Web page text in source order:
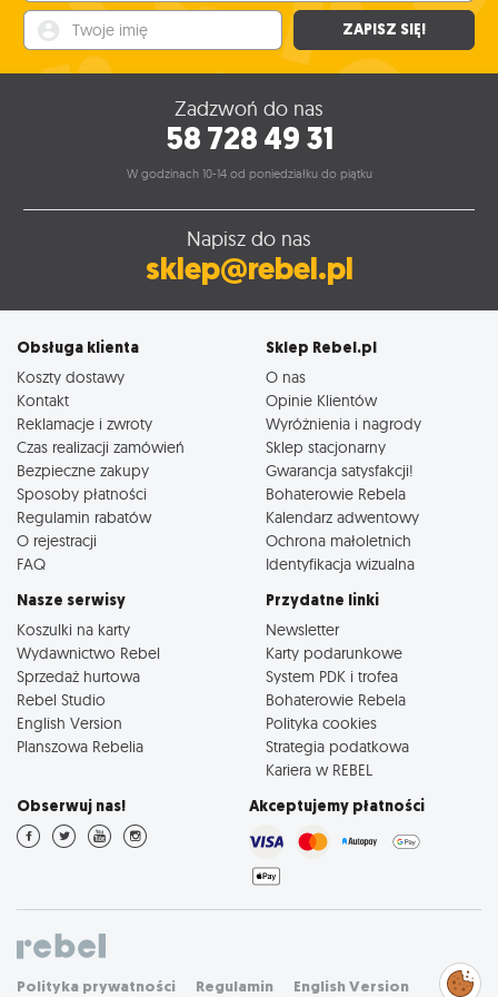
249,95 224 ZAPISZ SIĘ!
Zadzwoń do nas
58 728 49 31
W godzinach 10-14 od poniedziałku do piątku
Napisz do nas
sklep@rebel.pl
Obsługa klienta
Koszty dostawy
Kontakt
Reklamacje i zwroty
Czas realizacji zamówień
Bezpieczne zakupy
Sposoby płatności
Regulamin rabatów
O rejestracji
FAQ
Sklep Rebel.pl
O nas
Opinie Klientów
Wyróżnienia i nagrody
Sklep stacjonarny
Gwarancja satysfakcji!
Bohaterowie Rebela
Kalendarz adwentowy
Ochrona małoletnich
Identyfikacja wizualna
Nasze serwisy
Koszulki na karty
Wydawnictwo Rebel
Sprzedaż hurtowa
Rebel Studio
English Version
Planszowa Rebelia
Przydatne linki
Newsletter
Karty podarunkowe
System PDK i trofea
Bohaterowie Rebela
Polityka cookies
Strategia podatkowa
Kariera w REBEL
Obserwuj nas! Akceptujemy płatności
Polityka prywatności Regulamin English Version
Zarządzaj
preferencjami
cookies